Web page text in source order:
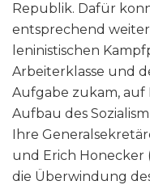
Republik. Dafür
entsprechend
leninistischen
Arbeiterklasse und
Aufgabe zukam, auf
Aufbau des
Ihre
und Erich Honecker
die Überwindung